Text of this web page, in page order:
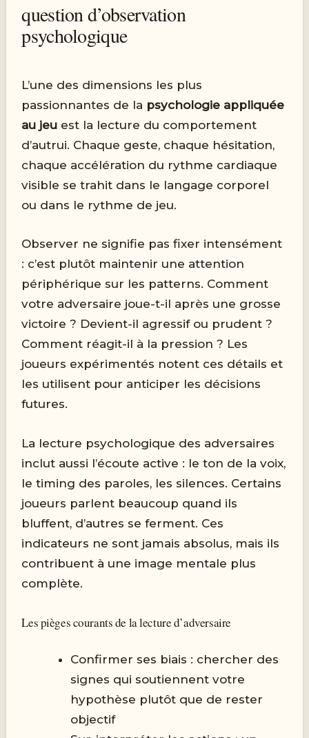
question d’observation
psychologique
L’une des dimensions les plus
passionnantes de la psychologie appliquée
au jeu est la lecture du comportement
d’autrui. Chaque geste, chaque hésitation,
chaque accélération du rythme cardiaque
visible se trahit dans le langage corporel
ou dans le rythme de jeu.
Observer ne signifie pas fixer intensément
: c’est plutôt maintenir une attention
périphérique sur les patterns. Comment
votre adversaire joue-t-il après une grosse
victoire ? Devient-il agressif ou prudent ?
Comment réagit-il à la pression ? Les
joueurs expérimentés notent ces détails et
les utilisent pour anticiper les décisions
futures.
La lecture psychologique des adversaires
inclut aussi l’écoute active : le ton de la voix,
le timing des paroles, les silences. Certains
joueurs parlent beaucoup quand ils
bluffent, d’autres se ferment. Ces
indicateurs ne sont jamais absolus, mais ils
contribuent à une image mentale plus
complète.
Les pièges courants de la lecture d’adversaire
Confirmer ses biais : chercher des
signes qui soutiennent votre
hypothèse plutôt que de rester
objectif